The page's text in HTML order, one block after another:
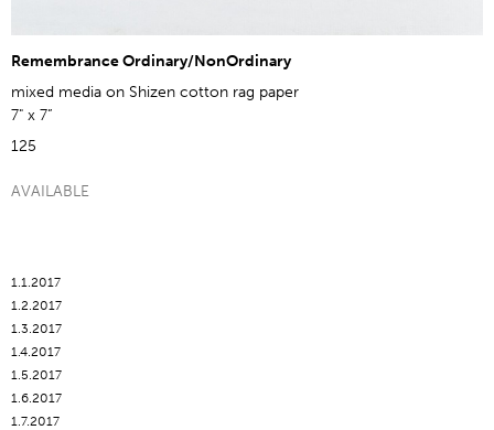
Remembrance Ordinary/NonOrdinary
mixed media on Shizen cotton rag paper
7" x 7”
125
AVAILABLE
1.1.2017
1.2.2017
1.3.2017
1.4.2017
1.5.2017
1.6.2017
1.7.2017